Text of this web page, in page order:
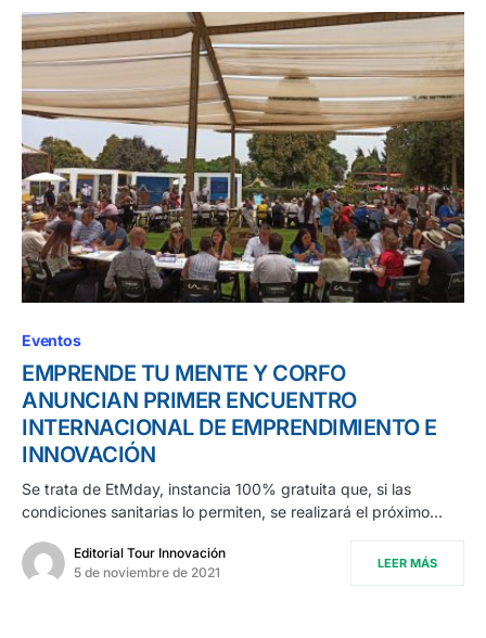
Eventos
EMPRENDE TU MENTE Y CORFO
ANUNCIAN PRIMER ENCUENTRO
INTERNACIONAL DE EMPRENDIMIENTO E
INNOVACIÓN
Se trata de EtMday, instancia 100% gratuita que, si las
condiciones sanitarias lo permiten, se realizará el próximo…
Editorial Tour Innovación
5 de noviembre de 2021
LEER MÁS